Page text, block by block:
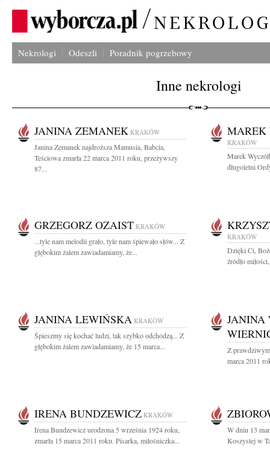
Nekrologi Odeszli Poradnik pogrzebowy
Inne nekrologi
JANINA ZEMANEK KRAKÓW
Janina Zemanek najdroższa Mamusia, Babcia,
Teściowa zmarła 22 marca 2011 roku, przeżywszy
87...
MAREK
KRAKÓW
Marek
długoletni
GRZEGORZ OZAIST KRAKÓW
...tyle nam melodii grało, tyle nam śpiewało słów... Z
głębokim żalem zawiadamiamy, że...
KRAKÓW
Dzięki Ci,
źródło
JANINA LEWIŃSKA KRAKÓW
Śpieszmy się kochać ludzi, tak szybko odchodzą... Z
głębokim żalem zawiadamiamy, że 15 marca...
JANINA
Z
marca 2011
IRENA BUNDZEWICZ KRAKÓW
Irena Bundzewicz urodzona 5 września 1924 roku,
zmarła 15 marca 2011 roku. Pisarka, miłośniczka...
W dniu 13
Koszystej w